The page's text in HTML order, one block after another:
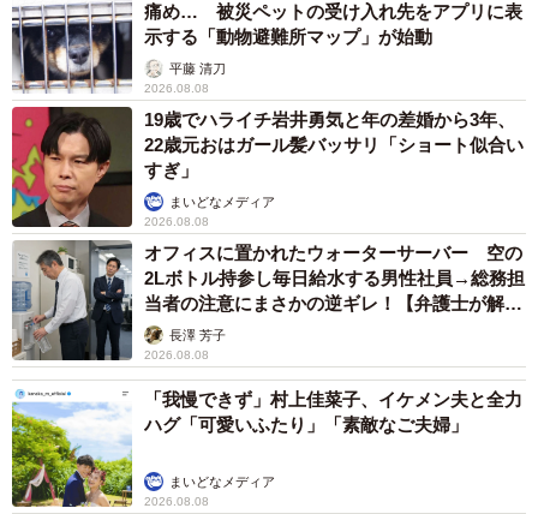
痛め… 被災ペットの受け入れ先をアプリに表
示する「動物避難所マップ」が始動
平藤 清刀
2026.08.08
19歳でハライチ岩井勇気と年の差婚から3年、
22歳元おはガール髪バッサリ「ショート似合い
すぎ」
まいどなメディア
2026.08.08
オフィスに置かれたウォーターサーバー 空の
2Lボトル持参し毎日給水する男性社員→総務担
当者の注意にまさかの逆ギレ！【弁護士が解
説】長澤 芳子
2026.08.08
「我慢できず」村上佳菜子、イケメン夫と全力
ハグ「可愛いふたり」「素敵なご夫婦」
まいどなメディア
2026.08.08